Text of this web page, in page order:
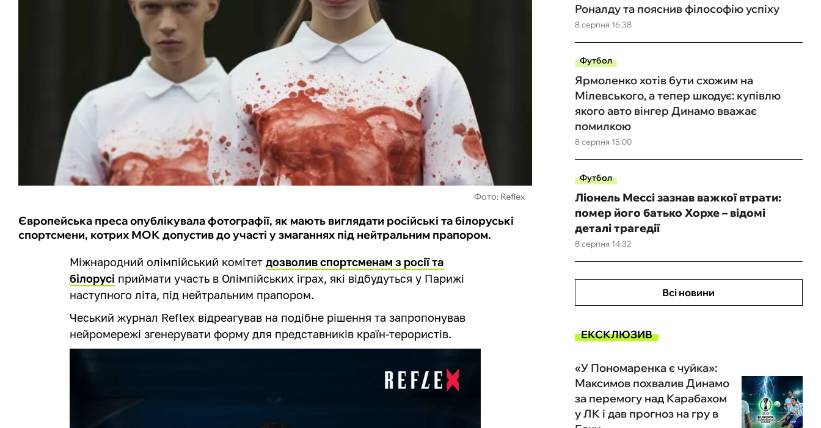
Фото: Reflex
Європейська преса опублікувала фотографії, як мають виглядати російські та білоруські
спортсмени, котрих МОК допустив до участі у змаганнях під нейтральним прапором.
Міжнародний олімпійський комітетдозволив спортсменам з росії та
білорусі приймати участь в Олімпійських іграх, які відбудуться у Парижі
наступного літа, під нейтральним прапором.
Чеський журнал Reflex відреагував на подібне рішення та запропонував
нейромережі згенерувати форму для представників країн-терористів.
8 серпня 16:38
Роналду та пояснив філософію успіху
Футбол
8 серпня 15:00
Ярмоленко хотів бути схожим на
Мілевського, а тепер шкодує: купівлю
якого авто вінгер Динамо вважає
помилкою
Футбол
8 серпня 14:32
Ліонель Мессі зазнав важкої втрати:
помер його батько Хорхе – відомі
деталі трагедії
Всі новини
ЕКСКЛЮЗИВ
«У Пономаренка є чуйка»:
Максимов похвалив Динамо
за перемогу над Карабахом
у ЛК і дав прогноз на гру в